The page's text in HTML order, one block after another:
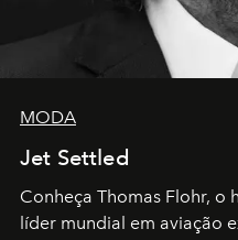
MODA
Jet Settled
Conheça Thomas Flohr, o
líder mundial em aviação